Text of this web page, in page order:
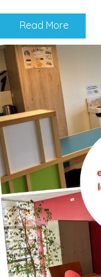
Read More